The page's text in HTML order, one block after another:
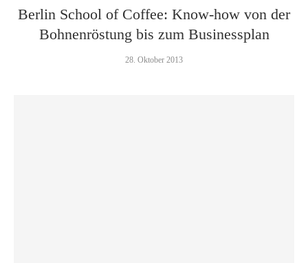
Berlin School of Coffee: Know-how von der
Bohnenröstung bis zum Businessplan
28. Oktober 2013